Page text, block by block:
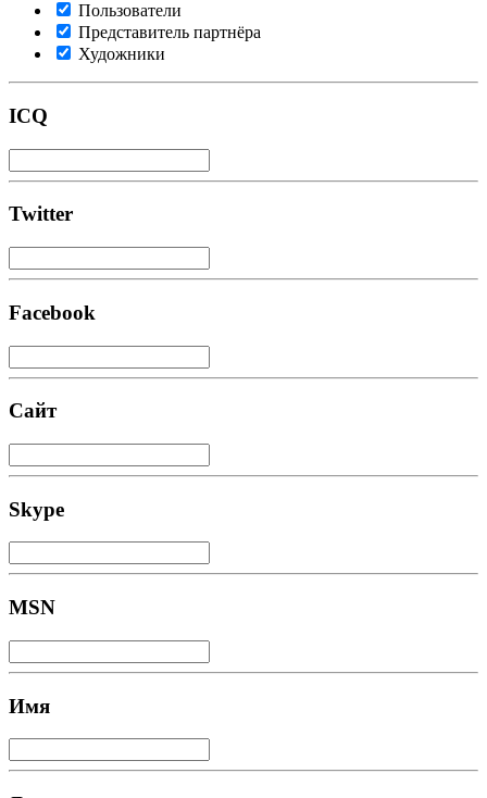
Пользователи
Представитель партнёра
Художники
ICQ
Twitter
Facebook
Сайт
Skype
MSN
Имя